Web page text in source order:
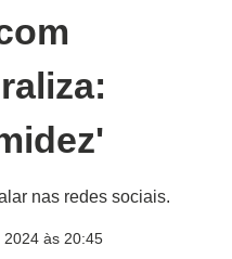
nas redes sociais.
2024 às 20:45